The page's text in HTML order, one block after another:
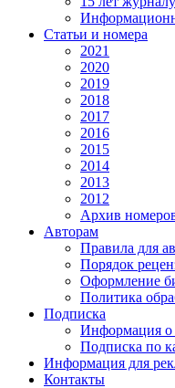
Статьи и номера
2021
2020
2019
2018
2017
2016
2015
2014
2013
2012
Архив
Авторам
Правила для
Порядок
Оформление
Политика
Подписка
Информация о
Подписка по
Информация для
Контакты